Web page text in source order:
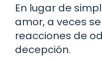
En lugar de
amor, a veces
reacciones de
decepción.